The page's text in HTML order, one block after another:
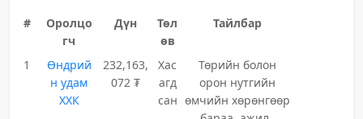
#
Оролцо
гч
Дүн
Төл
өв
Тайлбар
1
Өндрий
н удам
ХХК
232,163,
072 ₮
Хас
агд
сан
Төрийн болон
орон нутгийн
өмчийн хөрөнгөөр